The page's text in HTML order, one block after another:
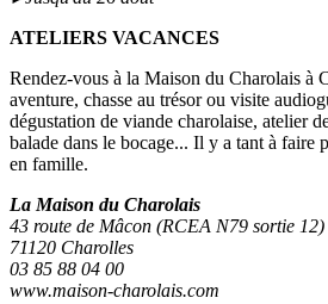
ATELIERS VACANCES
Rendez-vous à la Maison du Charolais à
aventure, chasse au trésor ou visite
dégustation de viande charolaise, atelier
balade dans le bocage... Il y a tant à faire
en famille.
La Maison du Charolais
43 route de Mâcon (RCEA N79 sortie 12)
71120 Charolles
03 85 88 04 00
www.maison-charolais.com